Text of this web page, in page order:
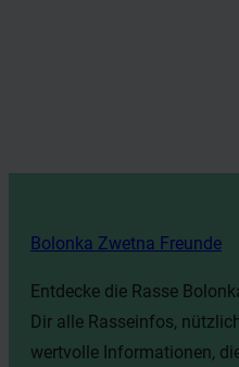
Bolonka Zwetna Freunde
Entdecke die Rasse
Dir alle Rasseinfos,
wertvolle Informationen,